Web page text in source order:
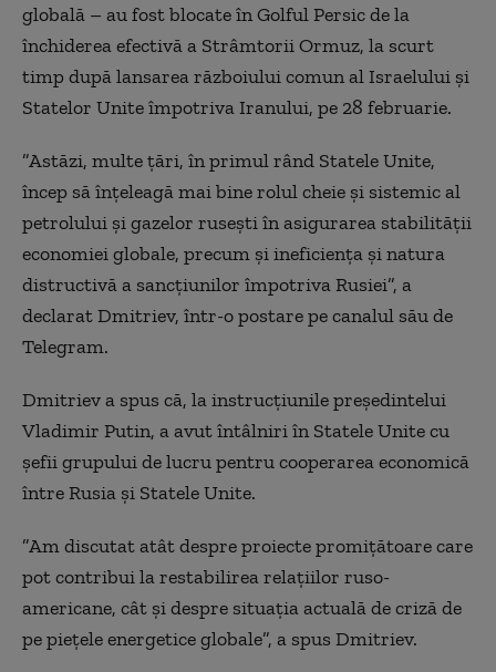
globală – au fost blocate în Golful Persic de la
închiderea efectivă a Strâmtorii Ormuz, la scurt
timp după lansarea războiului comun al Israelului şi
Statelor Unite împotriva Iranului, pe 28 februarie.
”Astăzi, multe ţări, în primul rând Statele Unite,
încep să înţeleagă mai bine rolul cheie şi sistemic al
petrolului şi gazelor ruseşti în asigurarea stabilităţii
economiei globale, precum şi ineficienţa şi natura
distructivă a sancţiunilor împotriva Rusiei”, a
declarat Dmitriev, într-o postare pe canalul său de
Telegram.
Dmitriev a spus că, la instrucţiunile preşedintelui
Vladimir Putin, a avut întâlniri în Statele Unite cu
şefii grupului de lucru pentru cooperarea economică
între Rusia şi Statele Unite.
”Am discutat atât despre proiecte promiţătoare care
pot contribui la restabilirea relaţiilor ruso-
americane, cât şi despre situaţia actuală de criză de
pe pieţele energetice globale”, a spus Dmitriev.